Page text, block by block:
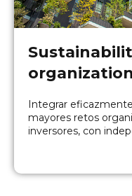
Integrar
mayores retos
inversores, con